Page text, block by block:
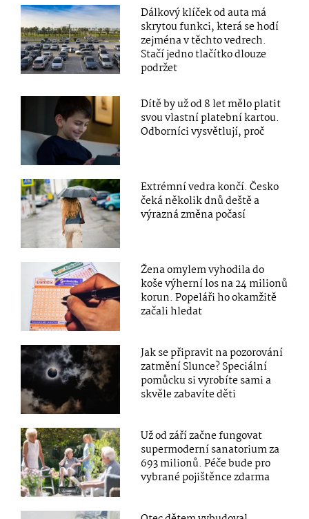
Dálkový klíček od auta má
skrytou funkci, která se hodí
zejména v těchto vedrech.
Stačí jedno tlačítko dlouze
podržet
Dítě by už od 8 let mělo platit
svou vlastní platební kartou.
Odborníci vysvětlují, proč
Extrémní vedra končí. Česko
čeká několik dnů deště a
výrazná změna počasí
Žena omylem vyhodila do
koše výherní los na 24 milionů
korun. Popeláři ho okamžitě
začali hledat
Jak se připravit na pozorování
zatmění Slunce? Speciální
pomůcku si vyrobíte sami a
skvěle zabavíte děti
Už od září začne fungovat
supermoderní sanatorium za
693 milionů. Péče bude pro
vybrané pojištěnce zdarma